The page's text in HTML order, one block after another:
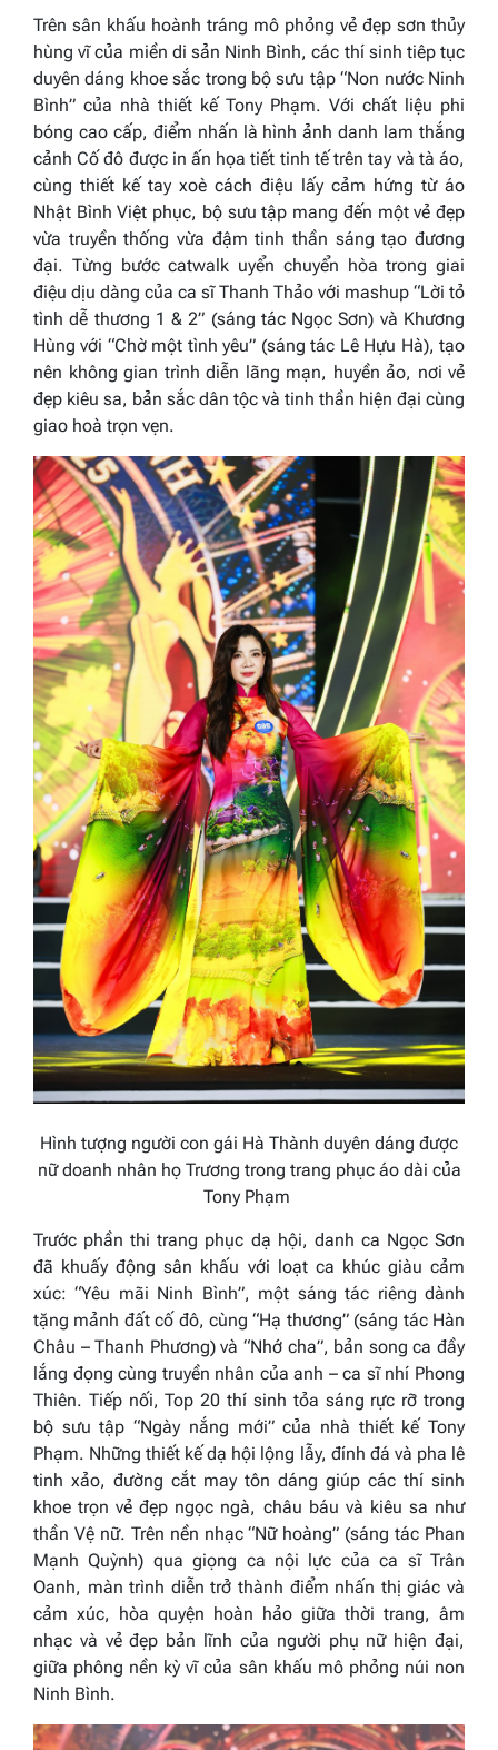
Trên sân khấu hoành tráng mô phỏng vẻ đẹp sơn thủy
hùng vĩ của miền di sản Ninh Bình, các thí sinh tiêp tục
duyên dáng khoe sắc trong bộ sưu tập “Non nước Ninh
Bình” của nhà thiết kế Tony Phạm. Với chất liệu phi
bóng cao cấp, điểm nhấn là hình ảnh danh lam thắng
cảnh Cố đô được in ấn họa tiết tinh tế trên tay và tà áo,
cùng thiết kế tay xoè cách điệu lấy cảm hứng từ áo
Nhật Bình Việt phục, bộ sưu tập mang đến một vẻ đẹp
vừa truyền thống vừa đậm tinh thần sáng tạo đương
đại. Từng bước catwalk uyển chuyển hòa trong giai
điệu dịu dàng của ca sĩ Thanh Thảo với mashup “Lời tỏ
tình dễ thương 1 & 2” (sáng tác Ngọc Sơn) và Khương
Hùng với “Chờ một tình yêu” (sáng tác Lê Hựu Hà), tạo
nên không gian trình diễn lãng mạn, huyền ảo, nơi vẻ
đẹp kiêu sa, bản sắc dân tộc và tinh thần hiện đại cùng
giao hoà trọn vẹn.
Hình tượng người con gái Hà Thành duyên dáng được
nữ doanh nhân họ Trương trong trang phục áo dài của
Tony Phạm
Trước phần thi trang phục dạ hội, danh ca Ngọc Sơn
đã khuấy động sân khấu với loạt ca khúc giàu cảm
xúc:“Yêu mãi Ninh Bình”, một sáng tác riêng dành
tặng mảnh đất cố đô, cùng“Hạ thương”(sáng tác Hàn
Châu – Thanh Phương) và “Nhớ cha”, bản song ca đầy
lắng đọng cùng truyền nhân của anh – ca sĩ nhí Phong
Thiên. Tiếp nối, Top 20 thí sinh tỏa sáng rực rỡ trong
bộ sưu tập“Ngày nắng mới”của nhà thiết kế Tony
Phạm. Những thiết kế dạ hội lộng lẫy, đính đá và pha lê
tinh xảo, đường cắt may tôn dáng giúp các thí sinh
khoe trọn vẻ đẹp ngọc ngà, châu báu và kiêu sa như
thần Vệ nữ. Trên nền nhạc“Nữ hoàng” (sáng tác Phan
Mạnh Quỳnh) qua giọng ca nội lực của ca sĩ Trân
Oanh, màn trình diễn trở thành điểm nhấn thị giác và
cảm xúc, hòa quyện hoàn hảo giữa thời trang, âm
nhạc và vẻ đẹp bản lĩnh của người phụ nữ hiện đại,
giữa phông nền kỳ vĩ của sân khấu mô phỏng núi non
Ninh Bình.